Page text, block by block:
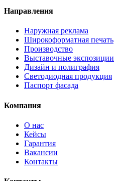
Направления
Наружная реклама
Широкоформатная печать
Производство
Выставочные экспозиции
Дизайн и полиграфия
Светодиодная продукция
Паспорт фасада
Компания
О нас
Кейсы
Гарантия
Вакансии
Контакты